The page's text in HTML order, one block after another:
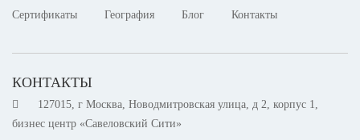
Сертификаты
География Блог Контакты
КОНТАКТЫ
127015, г Москва, Новодмитровская улица, д 2, корпус 1,
бизнес центр «Савеловский Сити»